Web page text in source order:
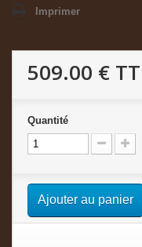
Imprimer
509.00 €
Quantité
Ajouter au panier